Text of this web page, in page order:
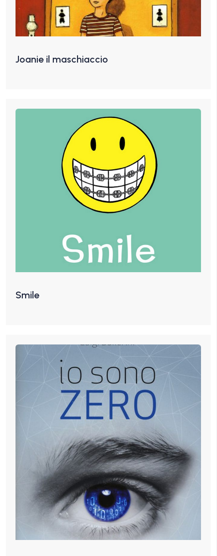
Joanie il maschiaccio
Smile